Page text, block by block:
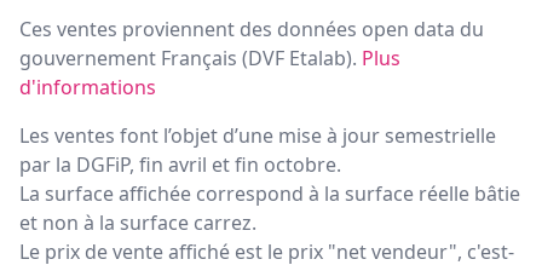
Ces ventes proviennent des données open data du
gouvernement Français (DVF Etalab). Plus
d'informations
Les ventes font l’objet d’une mise à jour semestrielle
par la DGFiP, fin avril et fin octobre.
La surface affichée correspond à la surface réelle bâtie
et non à la surface carrez.
Le prix de vente affiché est le prix "net vendeur", c'est-